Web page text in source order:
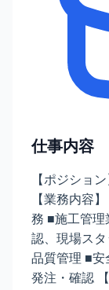
仕事内容
【ポジショ
【業務内容
務 ■施工管理
認、現場ス
品質管理 ■安
発注・確認